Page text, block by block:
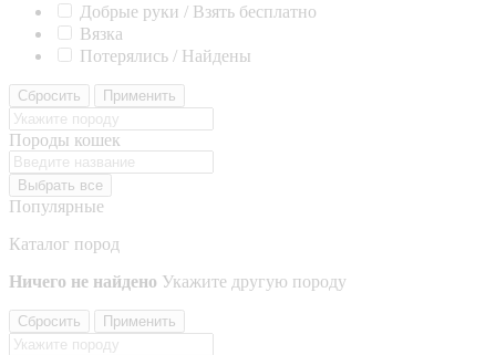
Добрые руки / Взять бесплатно
Вязка
Потерялись / Найдены
Сбросить Применить
Породы кошек
Выбрать все
Популярные
Каталог пород
Ничего не найдено Укажите другую породу
Сбросить Применить